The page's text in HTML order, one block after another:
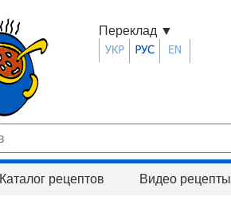
Переклад ▼
Каталог рецептов Видео рецепты